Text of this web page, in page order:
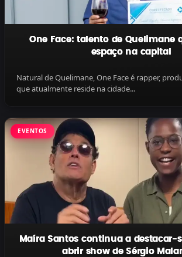
One Face: talento de Quelimane
espaço na capital
Natural de Quelimane, One Face é rapper,
que atualmente reside na cidade...
EVENTOS
Maíra Santos continua a destacar-
abrir show de Sérgio